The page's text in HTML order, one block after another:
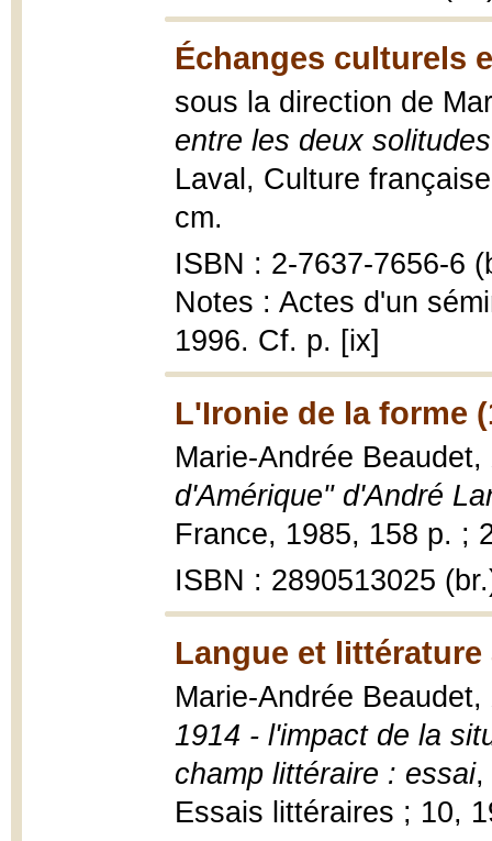
Échanges culturels
sous la direction de
entre les deux solitudes
Laval, Culture
cm.
ISBN : 2-7637-7656-6
Notes : Actes d'un
1996. Cf. p. [ix]
L'Ironie de la forme
Marie-Andrée Beaudet,
d'Amérique" d'André
France, 1985, 158 p. ;
ISBN : 2890513025
Langue et littérature
Marie-Andrée Beaudet,
1914 - l'impact de la
champ littéraire : essai,
Essais littéraires ; 10,